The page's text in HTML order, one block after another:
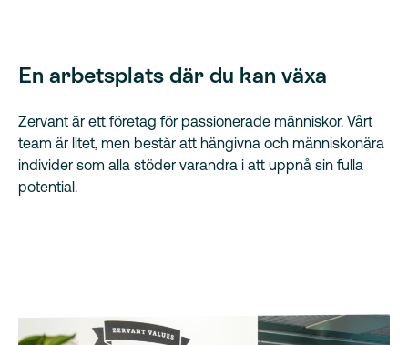
En arbetsplats där du kan växa
Zervant är ett företag för passionerade människor. Vårt
team är litet, men består att hängivna och människonära
individer som alla stöder varandra i att uppnå sin fulla
potential.